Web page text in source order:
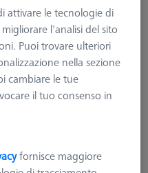
attivare le tecnologie di
l'analisi del sito
Puoi trovare ulteriori
nella sezione
cambiare le tue
il tuo consenso in
fornisce maggiore